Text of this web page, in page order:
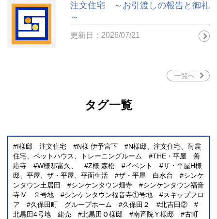
注文住宅 ～お引渡しの報告と御礼
～
更新日：2026/07/21
一覧へ
タグ一覧
I様邸 注文住宅 N様 伊予宮下
N様邸、注文住宅、耐震
住宅、ペットハウス、トレーニングルーム
THE・平屋 善
応寺
W様邸富久、 Z様 森松 イベント
ザ・平屋H様
邸、平屋、ザ・平屋、平面生活
ザ・平屋 白水台
シンケ
ンタウン土居田
シンケンタウン畑寺
シンケンタウン福音
寺Ⅳ ２号地
シンケンタウン福音寺①号地
スキップフロ
ア
久保田町 グループホーム 久保田２
北吉田②
北黒田4号地 建売
北黒田Ｏ様邸 南斉院Ｙ様邸
古町